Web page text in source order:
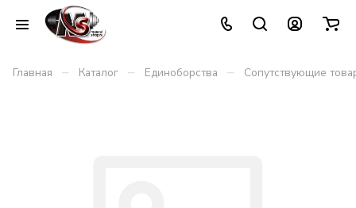
Главная – Каталог – Единоборства – Сопутствующие